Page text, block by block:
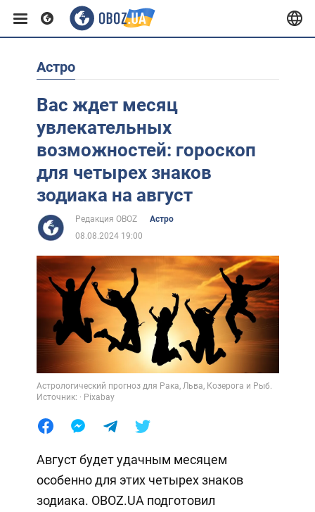
Европа
США
Азия
Африка
Жизнь
Лайфхаки
Астро
Вас ждет месяц
увлекательных
возможностей: гороскоп
для четырех знаков
зодиака на август
Редакция OBOZ
Астро
08.08.2024 19:00
Астрологический прогноз для Рака, Льва, Козерога и Рыб.
Источник: · Pixabay
Август будет удачным месяцем
особенно для этих четырех знаков
зодиака. OBOZ.UA подготовил